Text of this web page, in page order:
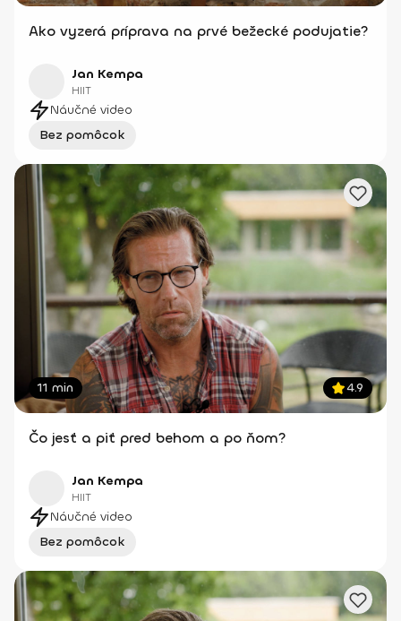
Ako vyzerá príprava na prvé bežecké podujatie?
Jan Kempa
HIIT
Náučné video
Bez pomôcok
11 min 4.9
Čo jesť a piť pred behom a po ňom?
Jan Kempa
HIIT
Náučné video
Bez pomôcok